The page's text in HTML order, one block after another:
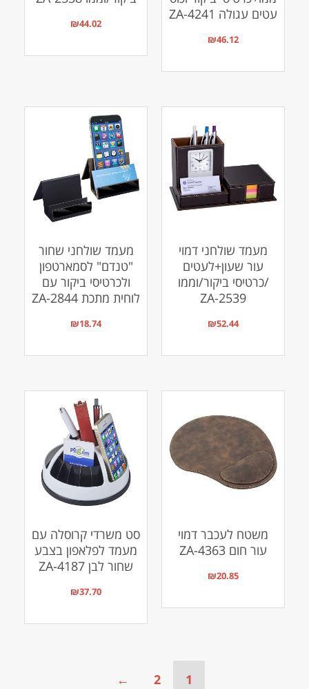
עטים עגולה ZA-4241
₪46.12
₪44.02
מעמד שולחני דמוי
עור שעון+לעטים
/כרטיסי ביקור/וממו
ZA-2539
₪52.44
מעמד שולחני שחור
"טנדם" לסמארטפון
ולכרטיסי ביקור עם
לוחית מתכת ZA-2844
₪18.74
משטח לעכבר דמוי
עור חום ZA-4363
₪20.85
סט משרדי קרוסלה עם
מעמד לפלאפון בצבע
שחור לבן ZA-4187
₪37.70
1
2
←